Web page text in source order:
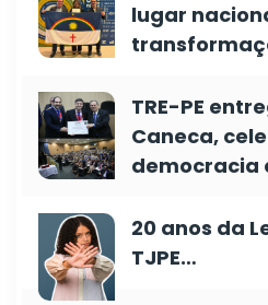
lugar
TRE-PE
Caneca,
democracia
20 anos da
TJPE…